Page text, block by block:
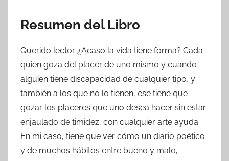
Resumen del Libro
Querido lector ¿Acaso la vida tiene forma? Cada
quien goza del placer de uno mismo y cuando
alguien tiene discapacidad de cualquier tipo, y
también a los que no lo tienen, ese tiene que
gozar los placeres que uno desea hacer sin estar
enjaulado de timidez, con cualquier arte ayuda.
En mi caso, tiene que ver cómo un diario poético
y de muchos hábitos entre bueno y malo,